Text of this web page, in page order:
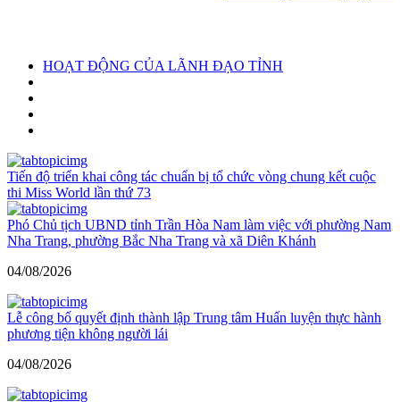
HOẠT ĐỘNG CỦA LÃNH ĐẠO TỈNH
Tiến độ triển khai công tác chuẩn bị tổ chức vòng chung kết cuộc
thi Miss World lần thứ 73
Phó Chủ tịch UBND tỉnh Trần Hòa Nam làm việc với phường Nam
Nha Trang, phường Bắc Nha Trang và xã Diên Khánh
04/08/2026
Lễ công bố quyết định thành lập Trung tâm Huấn luyện thực hành
phương tiện không người lái
04/08/2026